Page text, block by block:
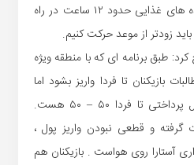
کنیم با استراحت و صرف وعده های غذایی حدود ۱۲ ساعت در راه
زودتر از موعد حرکت کنیم.
طبق برنامه ای که با منطقه ویژه
بازیکنان تا فردا واریز بشود اما
لحظاتی قبل گفتند که احتمال پرداختی تا فردا ۵۰ – ۵۰ هست.
گرفته و قطعی نبودن واریز پول ،
آستارا روی هواست . بازیکنان هم